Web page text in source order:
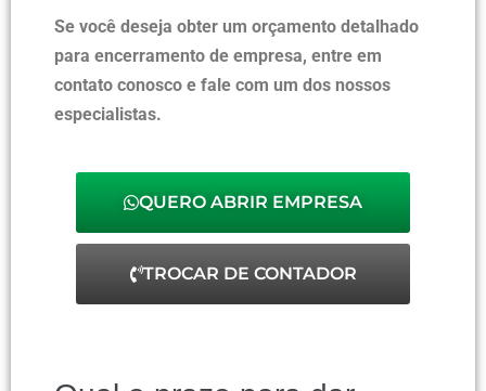
Se você deseja obter um orçamento detalhado
para encerramento de empresa, entre em
contato conosco e fale com um dos nossos
especialistas.
QUERO ABRIR EMPRESA
TROCAR DE CONTADOR